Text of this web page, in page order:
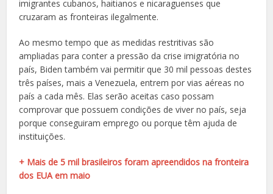
imigrantes cubanos, haitianos e nicaraguenses que
cruzaram as fronteiras ilegalmente.
Ao mesmo tempo que as medidas restritivas são
ampliadas para conter a pressão da crise imigratória no
país, Biden também vai permitir que 30 mil pessoas destes
três países, mais a Venezuela, entrem por vias aéreas no
país a cada mês. Elas serão aceitas caso possam
comprovar que possuem condições de viver no país, seja
porque conseguiram emprego ou porque têm ajuda de
instituições.
+ Mais de 5 mil brasileiros foram apreendidos na fronteira
dos EUA em maio